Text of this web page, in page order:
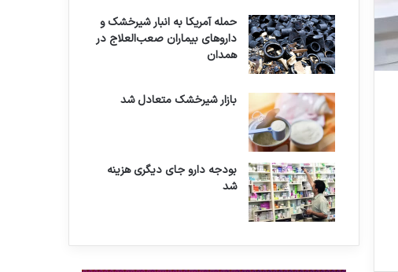
حمله آمریکا به انبار شیرخشک و
داروهای بیماران صعب‌العلاج در
همدان
بازار شیرخشک متعادل شد
بودجه دارو جای دیگری هزینه
شد